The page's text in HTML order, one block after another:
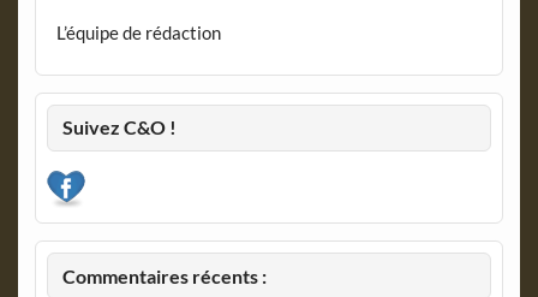
L’équipe de rédaction
Suivez C&O !
Commentaires récents :